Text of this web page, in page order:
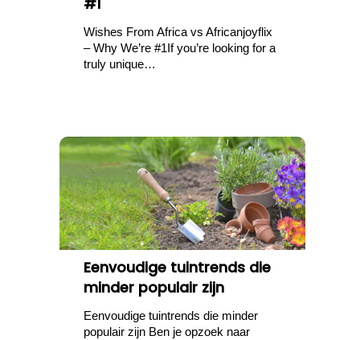
Wishes From Africa vs Africanjoyflix
– Why We’re #1If you’re looking for a
truly unique…
Eenvoudige tuintrends die
minder populair zijn
Eenvoudige tuintrends die minder
populair zijn Ben je opzoek naar